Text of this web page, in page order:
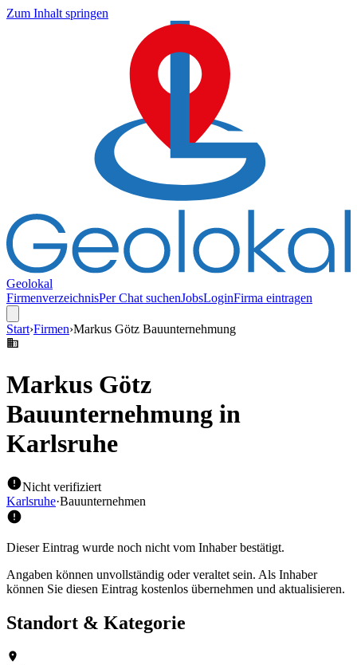
Zum Inhalt springen
Geolokal
FirmenverzeichnisPer Chat suchenJobsLoginFirma eintragen
Start›Firmen›Markus Götz Bauunternehmung
Markus Götz
Bauunternehmung in
Karlsruhe
Nicht verifiziert
Karlsruhe·Bauunternehmen
Dieser Eintrag wurde noch nicht vom Inhaber bestätigt.
Angaben können unvollständig oder veraltet sein. Als Inhaber
können Sie diesen Eintrag kostenlos übernehmen und aktualisieren.
Standort & Kategorie